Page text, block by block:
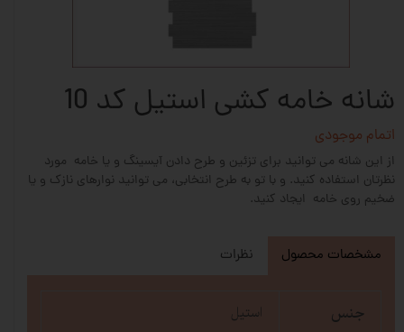
شانه خامه کشی استیل کد 10
اتمام موجودی
از این شانه می توانید برای تزئین و طرح دادن آیسینگ و یا خامه مورد
نظرتان استفاده کنید. و با تو به طرح انتخابی، می توانید نوارهای نازک و یا
ضخیم روی خامه ایجاد کنید.
مشخصات محصول نظرات
جنس استیل